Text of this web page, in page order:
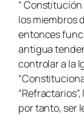
“
los miembros
entonces
antigua
controlar a la
por tanto, ser